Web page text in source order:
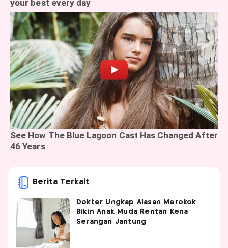
Berita Terkait
Dokter Ungkap Alasan Merokok
Bikin Anak Muda Rentan Kena
Serangan Jantung